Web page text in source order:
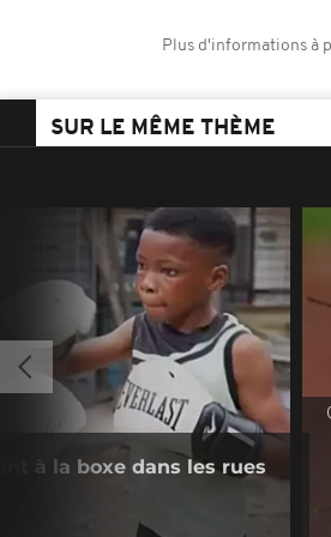
Plus d'informations à
SUR LE MÊME THÈME
à la boxe dans les rues